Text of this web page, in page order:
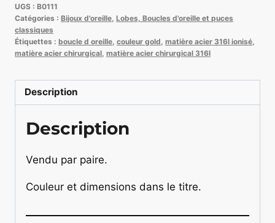
d'oreille
Ovale
40
Gold
UGS : B0111
Catégories : Bijoux d'oreille Lobes, Boucles d'oreille et puces
classiques
Étiquettes : boucle d oreille couleur gold matière acier 316l ionisé
matière acier chirurgical matière acier chirurgical 316l
Description
Description
Vendu par paire.
Couleur et dimensions dans le titre.